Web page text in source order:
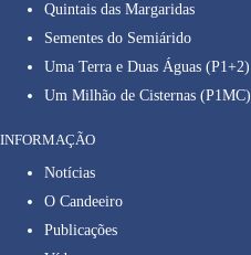
Quintais das Margaridas
Sementes do Semiárido
Uma Terra e Duas Águas (P1+2)
Um Milhão de Cisternas (P1MC)
INFORMAÇÃO
Notícias
O Candeeiro
Publicações